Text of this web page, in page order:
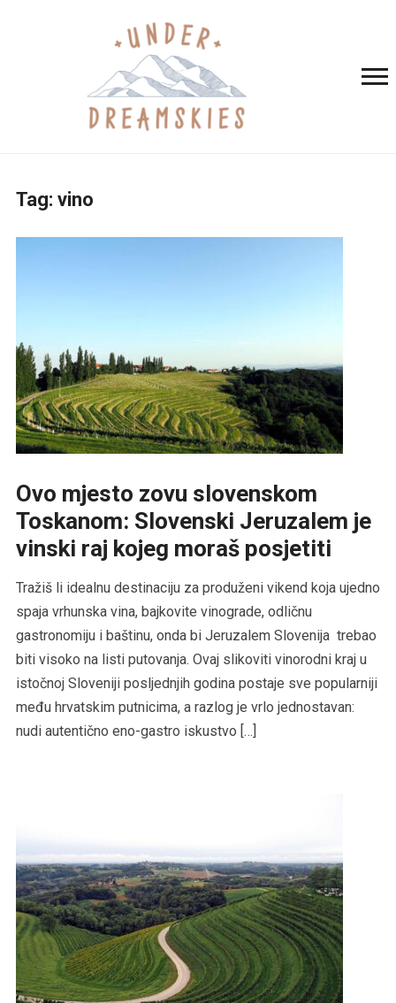
Tag: vino
Ovo mjesto zovu slovenskom
Toskanom: Slovenski Jeruzalem je
vinski raj kojeg moraš posjetiti
Tražiš li idealnu destinaciju za produženi vikend koja ujedno
spaja vrhunska vina, bajkovite vinograde, odličnu
gastronomiju i baštinu, onda bi Jeruzalem Slovenija trebao
biti visoko na listi putovanja. Ovaj slikoviti vinorodni kraj u
istočnoj Sloveniji posljednjih godina postaje sve popularniji
među hrvatskim putnicima, a razlog je vrlo jednostavan:
nudi autentično eno-gastro iskustvo […]